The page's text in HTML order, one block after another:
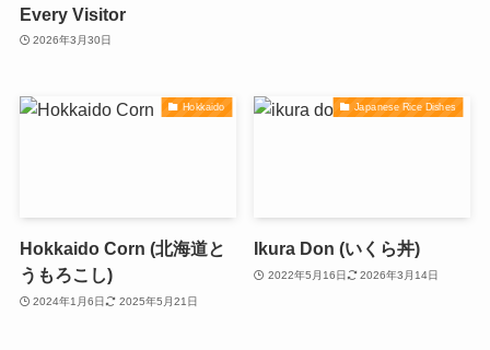
Every Visitor
2026年3月30日
Hokkaido
Hokkaido Corn (北海道と
うもろこし)
2024年1月6日 2025年5月21日
Japanese Rice Dishes
Ikura Don (いくら丼)
2022年5月16日 2026年3月14日